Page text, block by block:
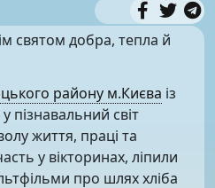
святом добра, тепла й
району м.Києва із
пізнавальний світ
життя, праці та
у вікторинах, ліпили
про шлях хліба